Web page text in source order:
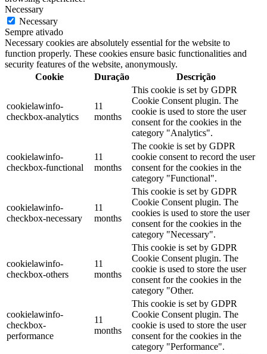
Necessary
Necessary
Sempre ativado
Necessary cookies are absolutely essential for the website to
function properly. These cookies ensure basic functionalities and
security features of the website, anonymously.
Cookie
Duração Descrição
cookielawinfo-
checkbox-analytics
11
months
This cookie is set by GDPR
Cookie Consent plugin. The
cookie is used to store the user
consent for the cookies in the
category "Analytics".
cookielawinfo-
checkbox-functional
11
months
The cookie is set by GDPR
cookie consent to record the user
consent for the cookies in the
category "Functional".
cookielawinfo-
checkbox-necessary
11
months
This cookie is set by GDPR
Cookie Consent plugin. The
cookies is used to store the user
consent for the cookies in the
category "Necessary".
cookielawinfo-
checkbox-others
11
months
This cookie is set by GDPR
Cookie Consent plugin. The
cookie is used to store the user
consent for the cookies in the
category "Other.
cookielawinfo-
checkbox-
performance
11
months
This cookie is set by GDPR
Cookie Consent plugin. The
cookie is used to store the user
consent for the cookies in the
category "Performance".